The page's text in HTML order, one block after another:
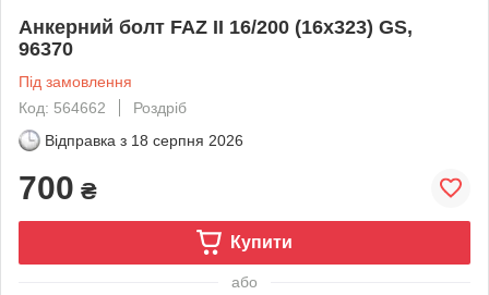
Анкерний болт FAZ II 16/200 (16x323) GS,
96370
Під замовлення
Код: 564662
Роздріб
Відправка з 18 серпня 2026
700 ₴
Купити
або